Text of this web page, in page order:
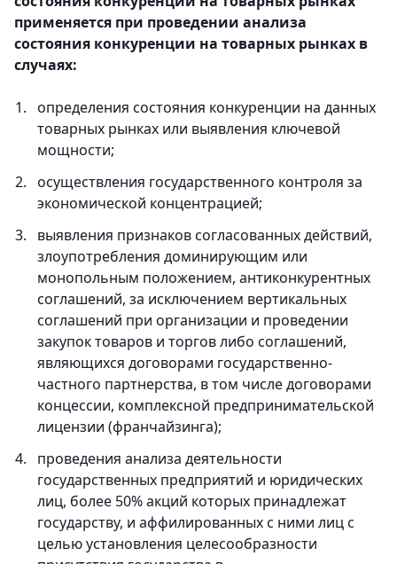
применяется при проведении анализа
состояния конкуренции на товарных рынках в
случаях:
определения состояния конкуренции на данных
товарных рынках или выявления ключевой
мощности;
осуществления государственного контроля за
экономической концентрацией;
выявления признаков согласованных действий,
злоупотребления доминирующим или
монопольным положением, антиконкурентных
соглашений, за исключением вертикальных
соглашений при организации и проведении
закупок товаров и торгов либо соглашений,
являющихся договорами государственно-
частного партнерства, в том числе договорами
концессии, комплексной предпринимательской
лицензии (франчайзинга);
проведения анализа деятельности
государственных предприятий и юридических
лиц, более 50% акций которых принадлежат
государству, и аффилированных с ними лиц с
целью установления целесообразности